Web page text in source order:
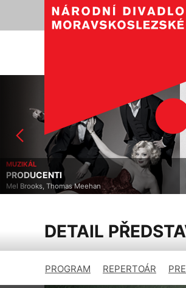
MUZIKÁL
PRODUCENTI
Mel Brooks, Thomas Meehan
DETAIL
PROGRAM REPERTOÁR